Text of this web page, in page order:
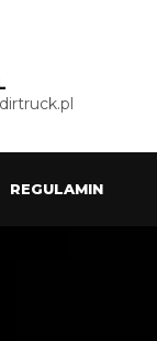
REGULAMIN